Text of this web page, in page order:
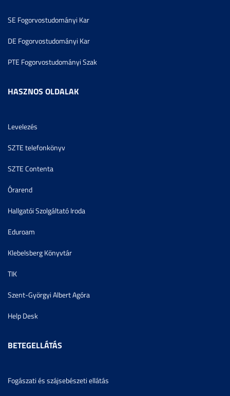
SE Fogorvostudományi Kar
DE Fogorvostudományi Kar
PTE Fogorvostudományi Szak
HASZNOS OLDALAK
Levelezés
SZTE telefonkönyv
SZTE Contenta
Órarend
Hallgatói Szolgáltató Iroda
Eduroam
Klebelsberg Könyvtár
TIK
Szent-Györgyi Albert Agóra
Help Desk
BETEGELLÁTÁS
Fogászati és szájsebészeti ellátás